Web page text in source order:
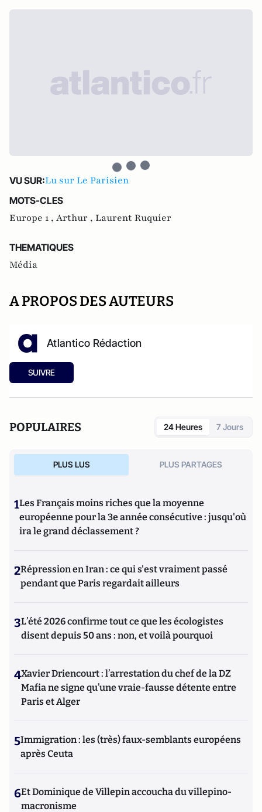
VU SUR:Lu sur Le Parisien
MOTS-CLES
Europe 1 , Arthur , Laurent Ruquier
THEMATIQUES
Média
A PROPOS DES AUTEURS
Atlantico Rédaction
SUIVRE
POPULAIRES 24 Heures 7 Jours
PLUS LUS PLUS PARTAGES
1Les Français moins riches que la moyenne
européenne pour la 3e année consécutive : jusqu'où
ira le grand déclassement ?
2Répression en Iran : ce qui s'est vraiment passé
pendant que Paris regardait ailleurs
3L’été 2026 confirme tout ce que les écologistes
disent depuis 50 ans : non, et voilà pourquoi
4Xavier Driencourt : l’arrestation du chef de la DZ
Mafia ne signe qu’une vraie-fausse détente entre
Paris et Alger
5Immigration : les (très) faux-semblants européens
après Ceuta
6Et Dominique de Villepin accoucha du villepino-
macronisme